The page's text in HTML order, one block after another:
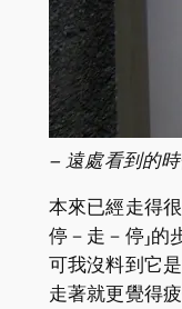
– 遠處看到的
本來已經走得
停－走－停」的
可我沒料到它
走著就更覺得